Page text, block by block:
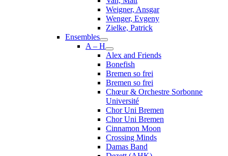
Weigner, Ansgar
Wenger, Evgeny
Zielke, Patrick
Ensembles
A – H
Alex and Friends
Bonefish
Bremen so frei
Bremen so frei
Chœur & Orchestre Sorbonne
Université
Chor Uni Bremen
Chor Uni Bremen
Cinnamon Moon
Crossing Minds
Damas Band